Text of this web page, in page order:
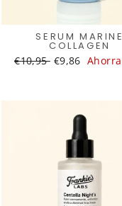
SERUM MARINE
COLLAGEN
Translation
€10,95 Translation
€9,86 Ahorra